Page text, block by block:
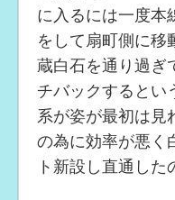
に入るには一度本
をして扇町側に移
蔵白石を通り過ぎ
チバックするとい
系が姿が最初は見
の為に効率が悪く
ト新設し直通した